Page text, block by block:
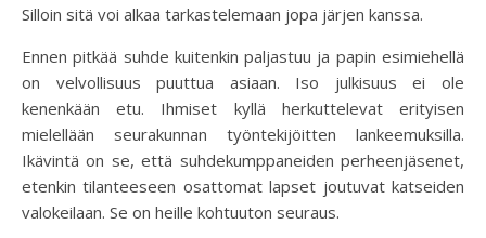
Silloin sitä voi alkaa tarkastelemaan jopa järjen kanssa.
Ennen pitkää suhde kuitenkin paljastuu ja papin esimiehellä
on velvollisuus puuttua asiaan. Iso julkisuus ei ole
kenenkään etu. Ihmiset kyllä herkuttelevat erityisen
mielellään seurakunnan työntekijöitten lankeemuksilla.
Ikävintä on se, että suhdekumppaneiden perheenjäsenet,
etenkin tilanteeseen osattomat lapset joutuvat katseiden
valokeilaan. Se on heille kohtuuton seuraus.